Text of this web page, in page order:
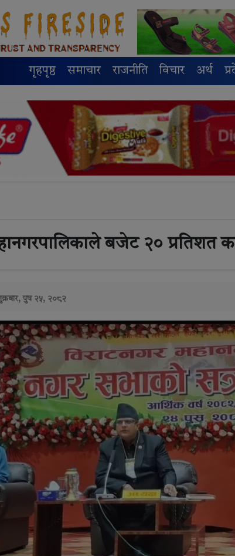
गृहपृष्ठ समाचार राजनीति विचार अर्थ
बजेट २० प्रतिशत
पुष २५, २०८२